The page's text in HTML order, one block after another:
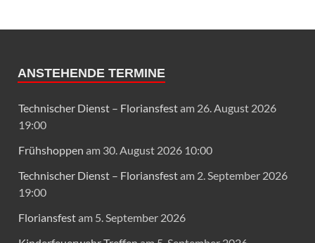
ANSTEHENDE TERMINE
Technischer Dienst – Floriansfestam 26. August 2026
19:00
Frühshoppen am 30. August 2026 10:00
Technischer Dienst – Floriansfestam 2. September 2026
19:00
Floriansfestam 5. September 2026